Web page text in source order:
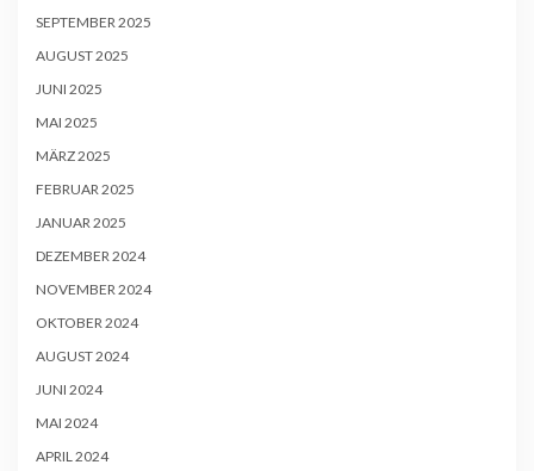
SEPTEMBER 2025
AUGUST 2025
JUNI 2025
MAI 2025
MÄRZ 2025
FEBRUAR 2025
JANUAR 2025
DEZEMBER 2024
NOVEMBER 2024
OKTOBER 2024
AUGUST 2024
JUNI 2024
MAI 2024
APRIL 2024